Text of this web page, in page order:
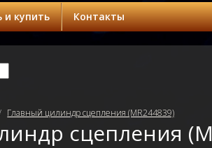
и купить Контакты
Главный цилиндр сцепления (MR244839)
сцепления